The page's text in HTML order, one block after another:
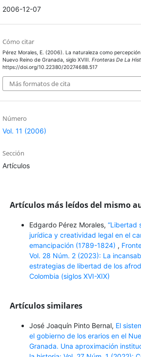
2006-12-07
Cómo citar
Pérez Morales, E. (2006). La naturaleza como
Nuevo Reino de Granada, siglo XVIII. Fronteras De La
https://doi.org/10.22380/20274688.517
Más formatos de cita
Número
Vol. 11 (2006)
Sección
Artículos
Artículos más leídos del mismo
Edgardo Pérez Morales, “Libertad
jurídica y creatividad legal en el
emancipación (1789-1824) ,
Vol. 28 Núm. 2 (2023): La
estrategias de libertad de los
Colombia (siglos XVI-XIX)
Artículos similares
José Joaquín Pinto Bernal, El
el gobierno de los erarios en el
Granada. Una aproximación